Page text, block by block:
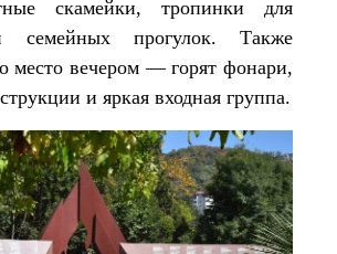
скамейки, тропинки для
семейных прогулок. Также
место вечером — горят фонари,
и яркая входная группа.